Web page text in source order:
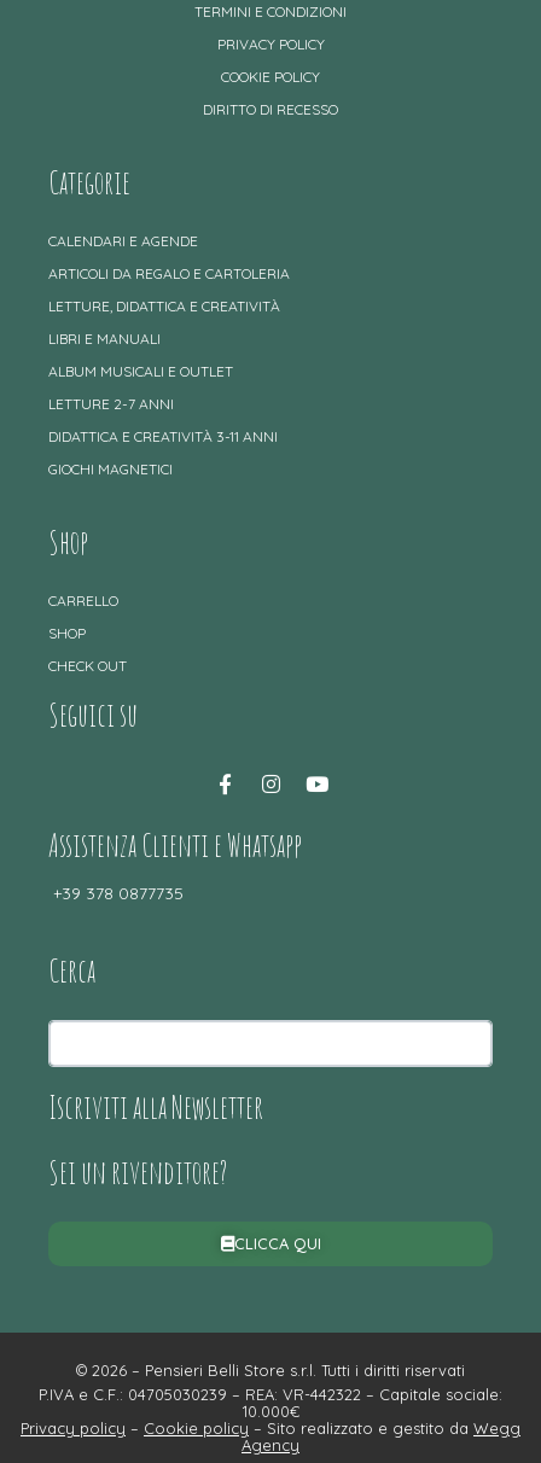
TERMINI E CONDIZIONI
PRIVACY POLICY
COOKIE POLICY
DIRITTO DI RECESSO
Categorie
CALENDARI E AGENDE
ARTICOLI DA REGALO E CARTOLERIA
LETTURE, DIDATTICA E CREATIVITÀ
LIBRI E MANUALI
ALBUM MUSICALI E OUTLET
LETTURE 2-7 ANNI
DIDATTICA E CREATIVITÀ 3-11 ANNI
GIOCHI MAGNETICI
Shop
CARRELLO
SHOP
CHECK OUT
Seguici su
Assistenza Clienti e Whatsapp
+39 378 0877735
Cerca
Iscriviti alla Newsletter
Sei un rivenditore?
CLICCA QUI
© 2026 – Pensieri Belli Store s.r.l. Tutti i diritti riservati
P.IVA e C.F.: 04705030239 – REA: VR-442322 – Capitale sociale:
10.000€
Privacy policy – Cookie policy – Sito realizzato e gestito da Wegg
Agency